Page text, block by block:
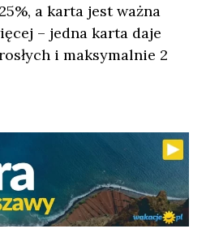
a karta jest ważna
– jedna karta daje
i maksymalnie 2